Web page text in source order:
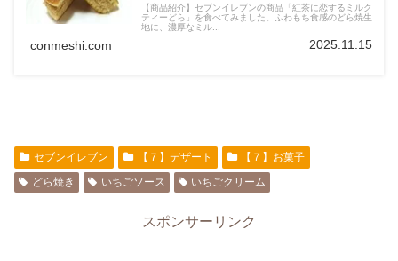
【商品紹介】セブンイレブンの商品「紅茶に恋するミルク
ティーどら」を食べてみました。ふわもち食感のどら焼生
地に、濃厚なミル...
conmeshi.com 2025.11.15
セブンイレブン 【７】デザート
【７】お菓子
どら焼き
いちごソース いちごクリーム
スポンサーリンク